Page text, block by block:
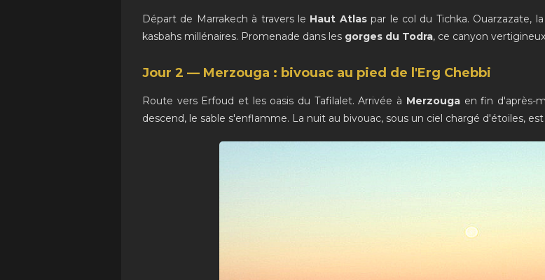
Départ de Marrakech à travers le Haut Atlaspar le col du Tichka. Ouarzazate,
kasbahs millénaires. Promenade dans les gorges du Todra, ce canyon
Jour 2 — Merzouga : bivouac au pied de l'Erg Chebbi
Route vers Erfoud et les oasis du Tafilalet. Arrivée à Merzougaen fin d'après-
descend, le sable s'enflamme. La nuit au bivouac, sous un ciel chargé d'étoiles,